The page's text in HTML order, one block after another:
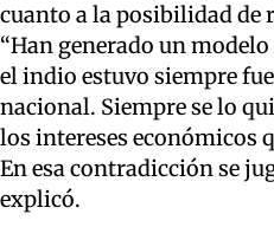
cuanto a la posibilidad
“Han generado un
el indio estuvo siempre
nacional. Siempre se lo
los intereses económicos
En esa contradicción se
explicó.